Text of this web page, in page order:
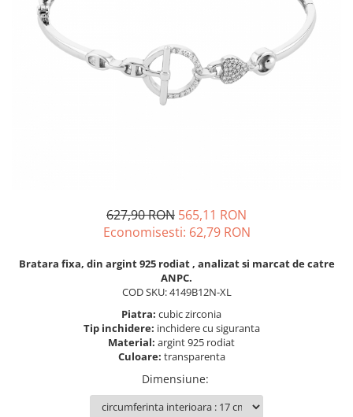
INELE
PIERCING
SETURI BIJUTERII
INELE
BUTONI
BRATARA TIP ROZARIU
627,90 RON 565,11 RON
Economisesti: 62,79 RON
Bratara fixa, din argint 925 rodiat , analizat si marcat de catre
ANPC.
COD SKU: 4149B12N-XL
Piatra: cubic zirconia
Tip inchidere: inchidere cu siguranta
Material: argint 925 rodiat
Culoare: transparenta
Dimensiune: